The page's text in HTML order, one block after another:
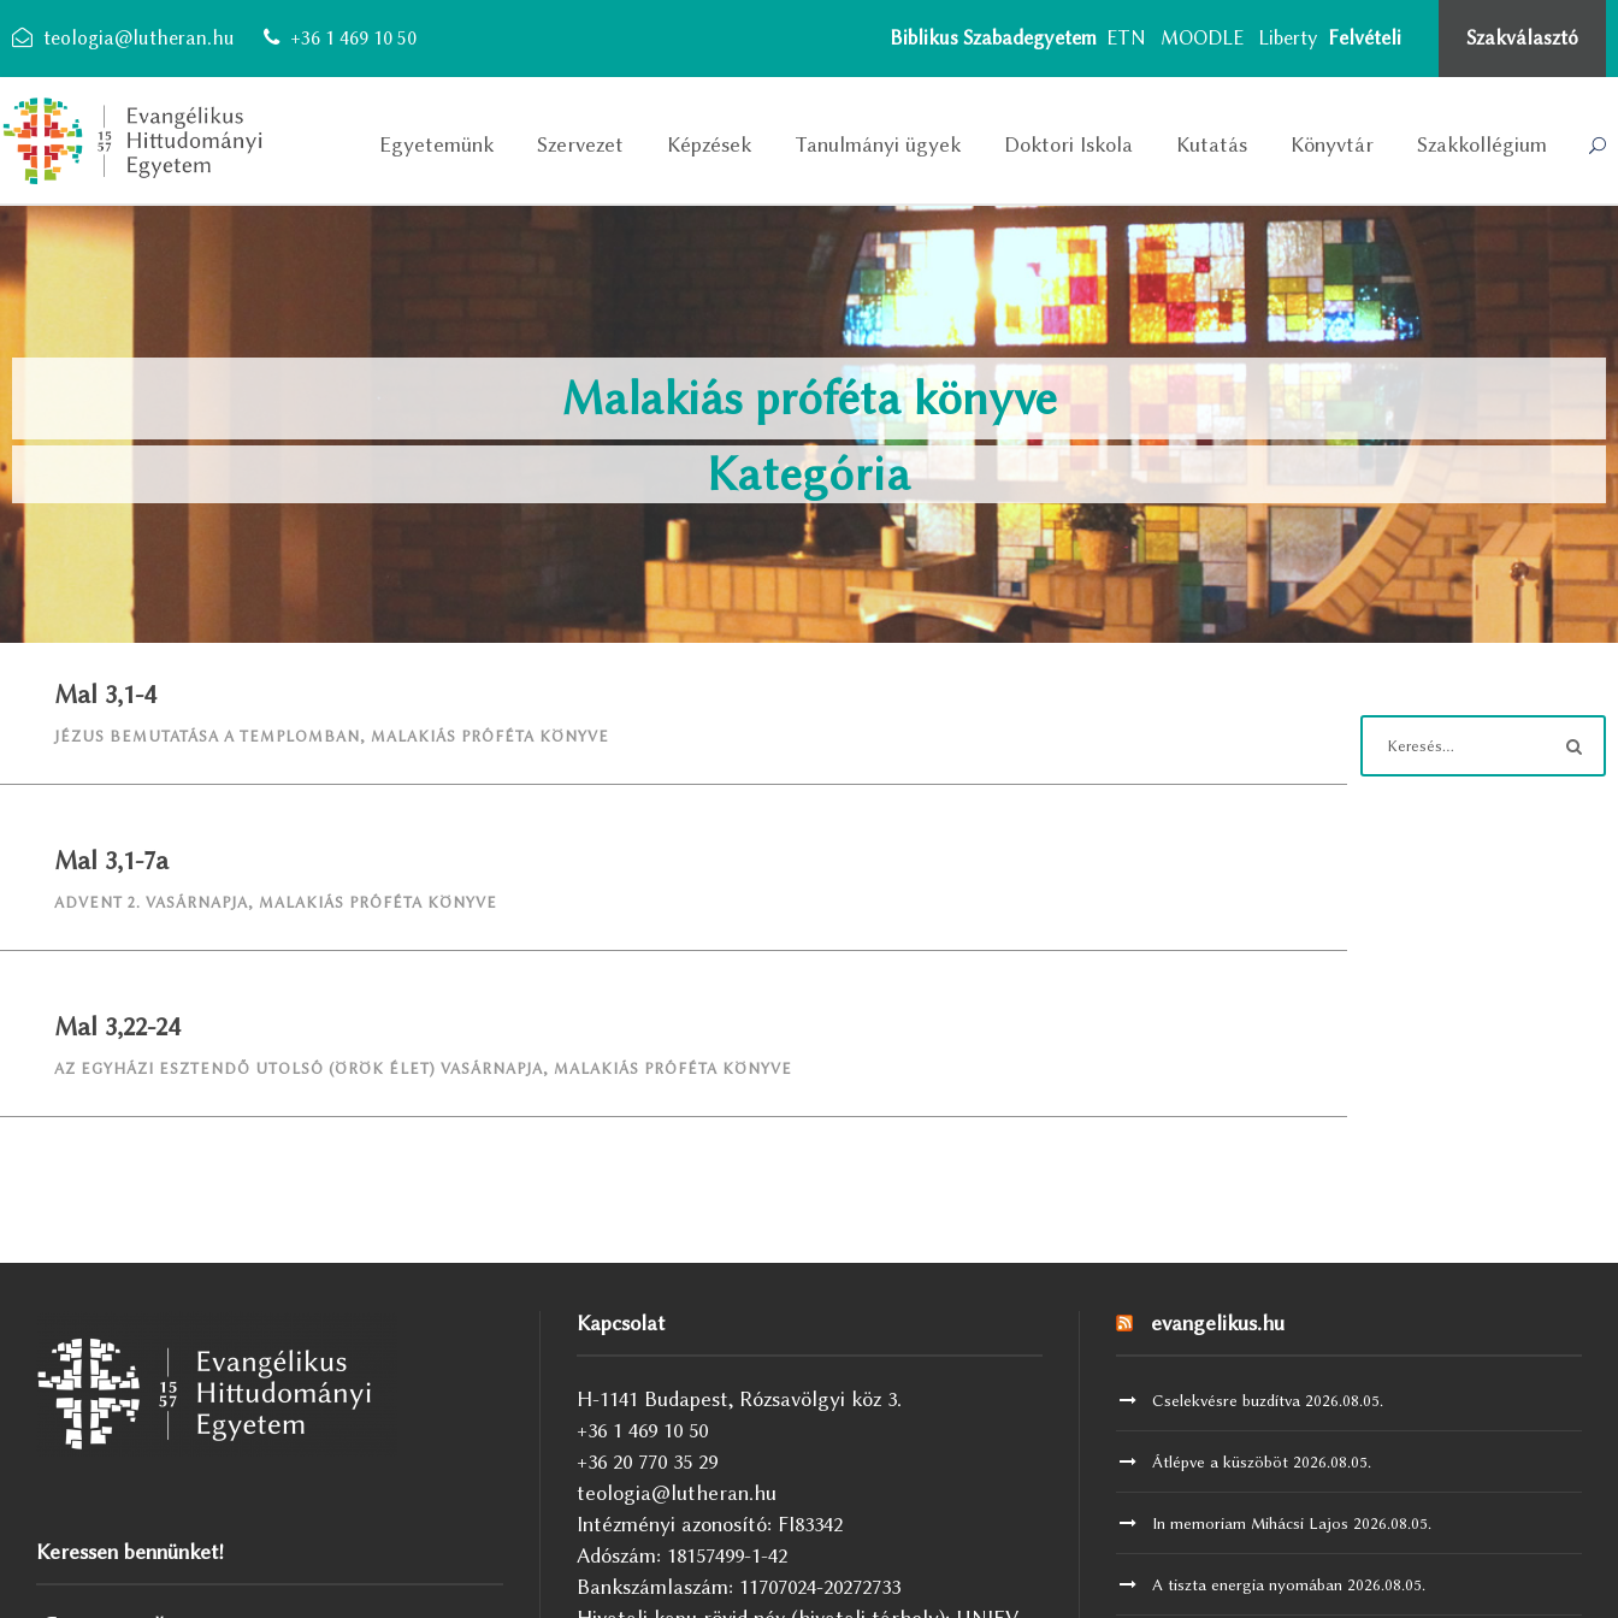
teologia@lutheran.hu +36 1 469 10 50 Biblikus Szabadegyetem ETN MOODLE Liberty Felvételi Szakválasztó
Egyetemünk Szervezet Képzések Tanulmányi ügyek Doktori Iskola Kutatás Könyvtár Szakkollégium
Malakiás próféta könyve
Kategória
Mal 3,1-4
JÉZUS BEMUTATÁSA A TEMPLOMBAN , MALAKIÁS PRÓFÉTA KÖNYVE
Mal 3,1-7a
ADVENT 2. VASÁRNAPJA, MALAKIÁS PRÓFÉTA KÖNYVE
Mal 3,22-24
AZ EGYHÁZI ESZTENDŐ UTOLSÓ (ÖRÖK ÉLET) VASÁRNAPJA, MALAKIÁS PRÓFÉTA KÖNYVE
Keressen bennünket!
Kapcsolat
H-1141 Budapest, Rózsavölgyi köz 3.
+36 1 469 10 50
+36 20 770 35 29
teologia@lutheran.hu
Intézményi azonosító: FI83342
Adószám: 18157499-1-42
Bankszámlaszám: 11707024-20272733
evangelikus.hu
Cselekvésre buzdítva 2026.08.05.
Átlépve a küszöböt 2026.08.05.
In memoriam Mihácsi Lajos 2026.08.05.
A tiszta energia nyomában 2026.08.05.